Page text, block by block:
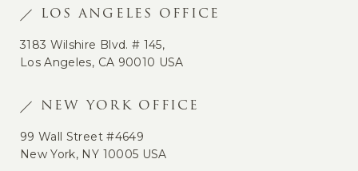
LOS ANGELES OFFICE
3183 Wilshire Blvd. # 145,
Los Angeles, CA 90010 USA
NEW YORK OFFICE
99 Wall Street #4649
New York, NY 10005 USA